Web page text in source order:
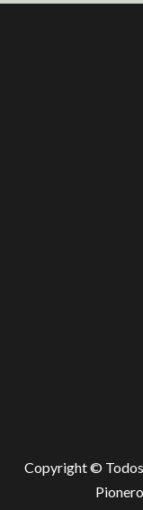
Copyright © Todos
Pionero